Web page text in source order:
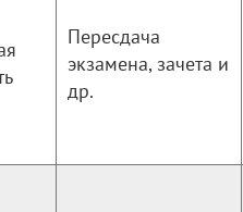
Пересдача
экзамена, зачета и
др.